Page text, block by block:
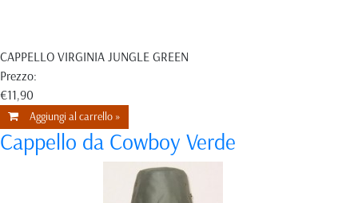
CAPPELLO VIRGINIA JUNGLE GREEN
Prezzo:
€11,90
Aggiungi al carrello »
Cappello da Cowboy Verde